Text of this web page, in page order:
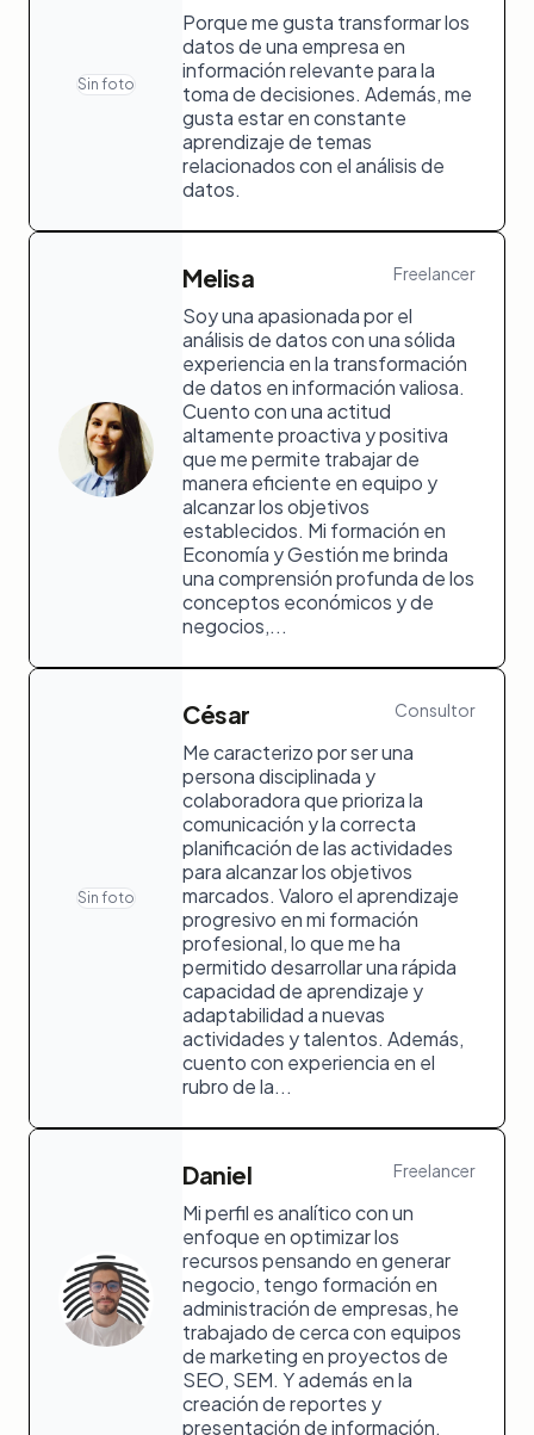
Sin foto
Porque me gusta transformar los
datos de una empresa en
información relevante para la
toma de decisiones. Además, me
gusta estar en constante
aprendizaje de temas
relacionados con el análisis de
datos.
Melisa Freelancer
Soy una apasionada por el
análisis de datos con una sólida
experiencia en la transformación
de datos en información valiosa.
Cuento con una actitud
altamente proactiva y positiva
que me permite trabajar de
manera eficiente en equipo y
alcanzar los objetivos
establecidos. Mi formación en
Economía y Gestión me brinda
una comprensión profunda de los
conceptos económicos y de
negocios,...
Sin foto
César Consultor
Me caracterizo por ser una
persona disciplinada y
colaboradora que prioriza la
comunicación y la correcta
planificación de las actividades
para alcanzar los objetivos
marcados. Valoro el aprendizaje
progresivo en mi formación
profesional, lo que me ha
permitido desarrollar una rápida
capacidad de aprendizaje y
adaptabilidad a nuevas
actividades y talentos. Además,
cuento con experiencia en el
rubro de la...
Daniel Freelancer
Mi perfil es analítico con un
enfoque en optimizar los
recursos pensando en generar
negocio, tengo formación en
administración de empresas, he
trabajado de cerca con equipos
de marketing en proyectos de
SEO, SEM. Y además en la
creación de reportes y
presentación de información.